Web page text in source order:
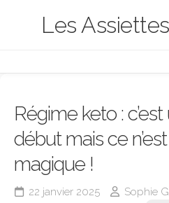
Les
Régime keto :
début mais ce
magique !
22 janvier 2025
Sophie